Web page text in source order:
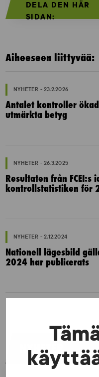
DELA DEN HÄR
SIDAN:
Aiheeseen liittyvää:
NYHETER - 23.2.2026
Antalet kontroller
utmärkta betyg
NYHETER - 26.3.2025
Resultaten från FCEI:s
kontrollstatistiken för
NYHETER - 2.12.2024
Nationell lägesbild
2024 har publicerats
NYHETER